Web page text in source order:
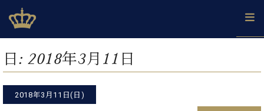
to
content
ベヒシュタインジャパン公式サイト
BECHSTEIN JAPAN Official Site
タ
ロ
グ
ベ
ヒ
ベ
ヒ
シ
ド
イ
ツ
メ
ル
マ
シ
企
業
情
日: 2018年3月11日
2018年3月11日(日)